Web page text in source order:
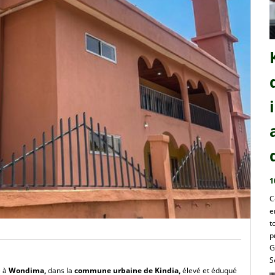
à Wondima,dans la commune urbaine de Kindia,élevé et éduqué